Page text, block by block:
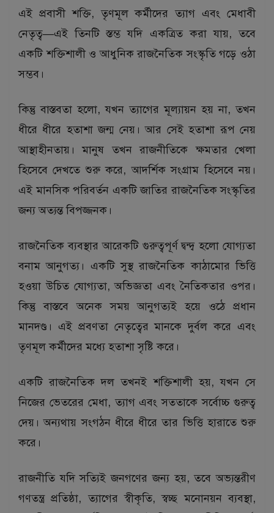
এই প্রবাসী শক্তি, তৃণমূল কর্মীদের ত্যাগ এবং মেধাবী
নেতৃত্ব—এই তিনটি স্তম্ভ যদি একত্রিত করা যায়, তবে
একটি শক্তিশালী ও আধুনিক রাজনৈতিক সংস্কৃতি গড়ে ওঠা
সম্ভব।
কিন্তু বাস্তবতা হলো, যখন ত্যাগের মূল্যায়ন হয় না, তখন
ধীরে ধীরে হতাশা জন্ম নেয়। আর সেই হতাশা রূপ নেয়
আস্থাহীনতায়। মানুষ তখন রাজনীতিকে ক্ষমতার খেলা
হিসেবে দেখতে শুরু করে, আদর্শিক সংগ্রাম হিসেবে নয়।
এই মানসিক পরিবর্তন একটি জাতির রাজনৈতিক সংস্কৃতির
জন্য অত্যন্ত বিপজ্জনক।
রাজনৈতিক ব্যবস্থার আরেকটি গুরুত্বপূর্ণ দ্বন্দ্ব হলো যোগ্যতা
বনাম আনুগত্য। একটি সুস্থ রাজনৈতিক কাঠামোর ভিত্তি
হওয়া উচিত যোগ্যতা, অভিজ্ঞতা এবং নৈতিকতার ওপর।
কিন্তু বাস্তবে অনেক সময় আনুগত্যই হয়ে ওঠে প্রধান
মানদণ্ড। এই প্রবণতা নেতৃত্বের মানকে দুর্বল করে এবং
তৃণমূল কর্মীদের মধ্যে হতাশা সৃষ্টি করে।
একটি রাজনৈতিক দল তখনই শক্তিশালী হয়, যখন সে
নিজের ভেতরের মেধা, ত্যাগ এবং সততাকে সর্বোচ্চ গুরুত্ব
দেয়। অন্যথায় সংগঠন ধীরে ধীরে তার ভিত্তি হারাতে শুরু
করে।
রাজনীতি যদি সত্যিই জনগণের জন্য হয়, তবে অভ্যন্তরীণ
গণতন্ত্র প্রতিষ্ঠা, ত্যাগের স্বীকৃতি, স্বচ্ছ মনোনয়ন ব্যবস্থা,